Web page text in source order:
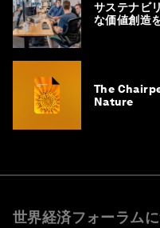
サステナビ
な価値創造
The
Nature
世界経済フォーラム